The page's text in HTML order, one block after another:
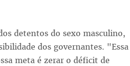
detentos do sexo masculino,
dos governantes. "Essa
meta é zerar o déficit de